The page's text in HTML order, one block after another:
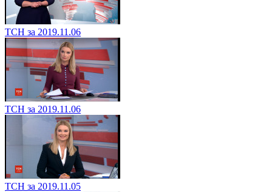
ТСН за 2019.11.06
ТСН за 2019.11.06
ТСН за 2019.11.05